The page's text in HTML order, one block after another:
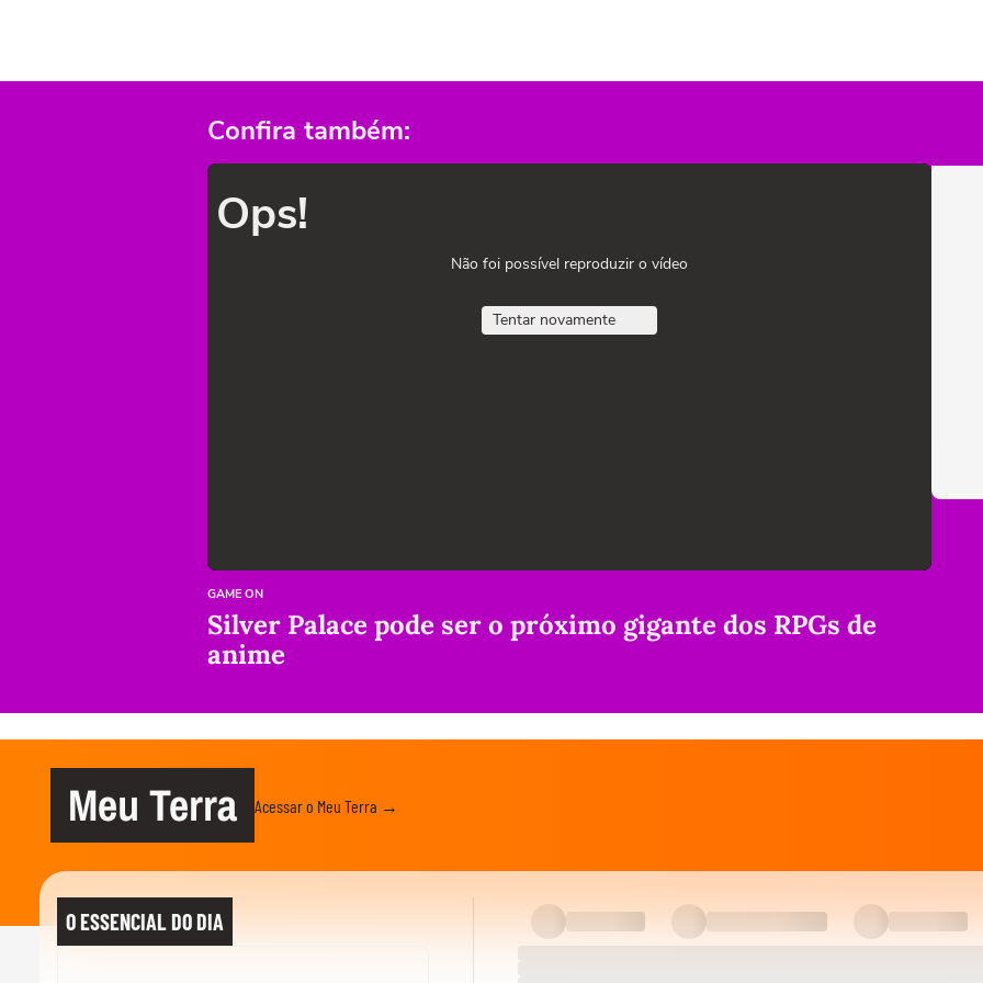
Confira também:
Ops!
Não foi possível reproduzir o vídeo
Tentar novamente
GAME ON
Silver Palace pode ser o próximo gigante dos RPGs de
anime
Meu Terra Acessar o Meu Terra →
O ESSENCIAL DO DIA